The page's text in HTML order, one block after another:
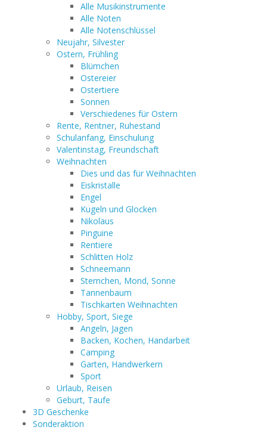
Alle Musikinstrumente
Alle Noten
Alle Notenschlüssel
Neujahr, Silvester
Ostern, Frühling
Blümchen
Ostereier
Ostertiere
Sonnen
Verschiedenes für Ostern
Rente, Rentner, Ruhestand
Schulanfang, Einschulung
Valentinstag, Freundschaft
Weihnachten
Dies und das für Weihnachten
Eiskristalle
Engel
Kugeln und Glocken
Nikolaus
Pinguine
Rentiere
Schlitten Holz
Schneemann
Sternchen, Mond, Sonne
Tannenbaum
Tischkarten Weihnachten
Hobby, Sport, Siege
Angeln, Jagen
Backen, Kochen, Handarbeit
Camping
Garten, Handwerkern
Sport
Urlaub, Reisen
Geburt, Taufe
3D Geschenke
Sonderaktion